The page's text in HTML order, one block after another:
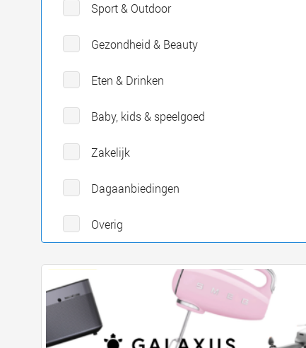
Sport & Outdoor
Gezondheid & Beauty
Eten & Drinken
Baby, kids & speelgoed
Zakelijk
Dagaanbiedingen
Overig